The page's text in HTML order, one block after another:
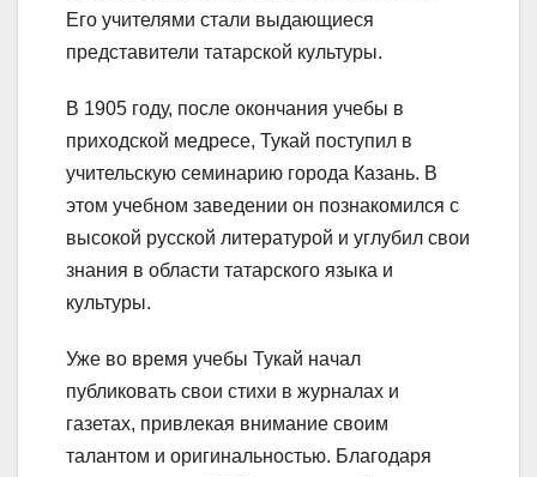
Его учителями стали выдающиеся
представители татарской культуры.
В 1905 году, после окончания учебы в
приходской медресе, Тукай поступил в
учительскую семинарию города Казань. В
этом учебном заведении он познакомился с
высокой русской литературой и углубил свои
знания в области татарского языка и
культуры.
Уже во время учебы Тукай начал
публиковать свои стихи в журналах и
газетах, привлекая внимание своим
талантом и оригинальностью. Благодаря